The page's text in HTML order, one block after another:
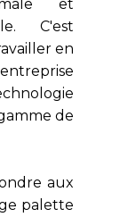
et
C'est
en
de
aux
palette